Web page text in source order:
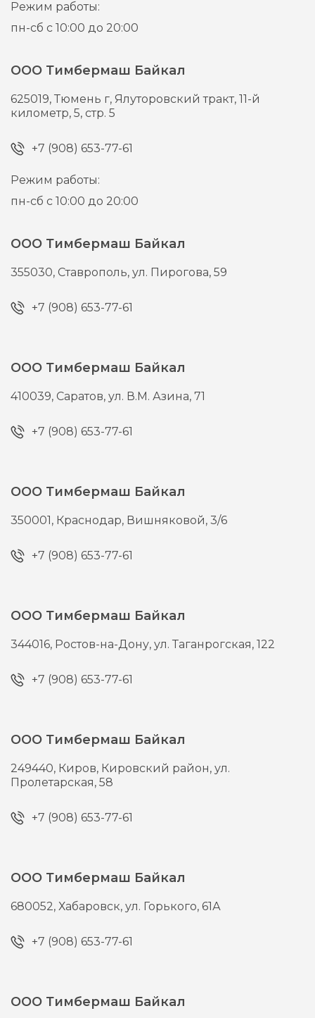
Режим работы:
пн-сб с 10:00 до 20:00
ООО Тимбермаш Байкал
625019,Тюмень г, Ялуторовский тракт, 11-й
километр, 5, стр. 5
+7 (908) 653-77-61
Режим работы:
пн-сб с 10:00 до 20:00
ООО Тимбермаш Байкал
355030, Ставрополь,ул. Пирогова, 59
+7 (908) 653-77-61
ООО Тимбермаш Байкал
410039, Саратов,ул. В.М. Азина, 71
+7 (908) 653-77-61
ООО Тимбермаш Байкал
350001, Краснодар, Вишняковой, 3/6
+7 (908) 653-77-61
ООО Тимбермаш Байкал
344016, Ростов-на-Дону,ул. Таганрогская, 122
+7 (908) 653-77-61
ООО Тимбермаш Байкал
249440, Киров, Кировский район, ул.
Пролетарская, 58
+7 (908) 653-77-61
ООО Тимбермаш Байкал
680052,Хабаровск,ул. Горького, 61А
+7 (908) 653-77-61
ООО Тимбермаш Байкал